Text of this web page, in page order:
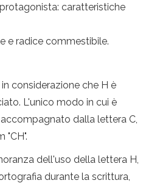
caratteristiche
e radice commestibile.
considerazione che H è
L'unico modo in cui è
dalla lettera C,
"CH".
dell'uso della lettera H,
durante la scrittura,